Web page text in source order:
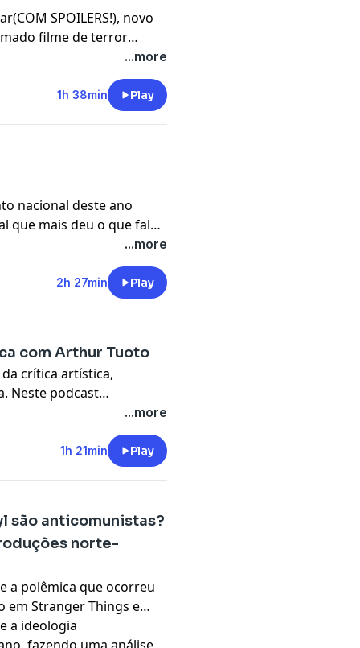
SPOILERS!), novo
filme de terror
...more
1h 38min Play
nacional deste ano
que mais deu o que falar
...more
2h 27min Play
com Arthur Tuoto
crítica artística,
Neste podcast
A crítica é subjetiva
a obra? Dar notas para
...more
1h 21min Play
são anticomunistas?
norte-
a polêmica que ocorreu
em Stranger Things e
a ideologia